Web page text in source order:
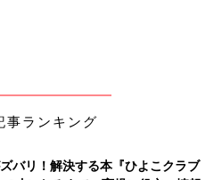
事ランキング
バリ！解決する本『ひよこクラブ